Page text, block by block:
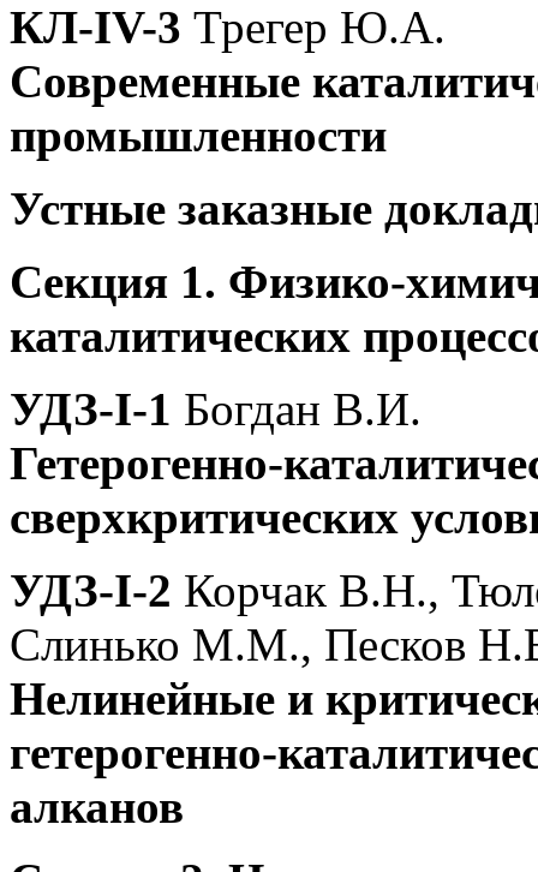
КЛ-IV-3 Трегер Ю.А.
Современные
промышленности
Устные заказные
Секция 1. Физико-
каталитических
УДЗ-I-1 Богдан В.И.
Гетерогенно-
сверхкритических
УДЗ-I-2 Корчак В.Н.,
Слинько М.М., Песков
Нелинейные и
гетерогенно-
алканов